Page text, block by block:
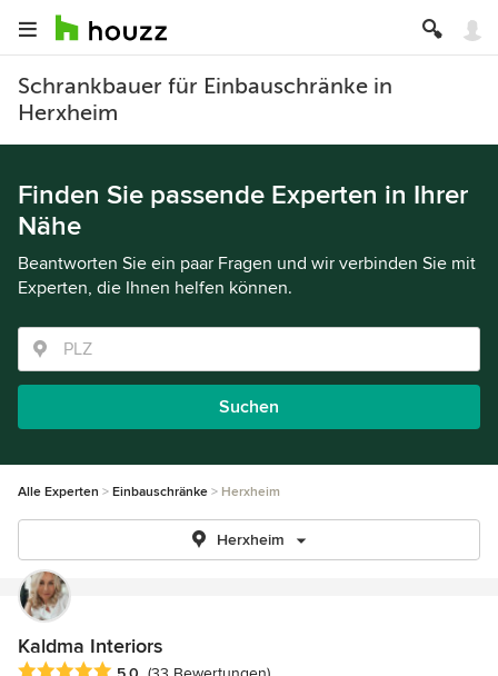
Schrankbauer für Einbauschränke in
Herxheim
Finden Sie passende Experten in Ihrer
Nähe
Beantworten Sie ein paar Fragen und wir verbinden Sie mit
Experten, die Ihnen helfen können.
Suchen
Alle Experten Einbauschränke Herxheim
Herxheim
Kaldma Interiors